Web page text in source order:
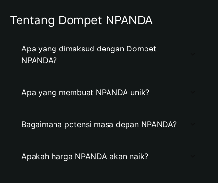
Tentang Dompet NPANDA
Apa yang dimaksud dengan Dompet
NPANDA?
Apa yang membuat NPANDA unik?
Bagaimana potensi masa depan NPANDA?
Apakah harga NPANDA akan naik?